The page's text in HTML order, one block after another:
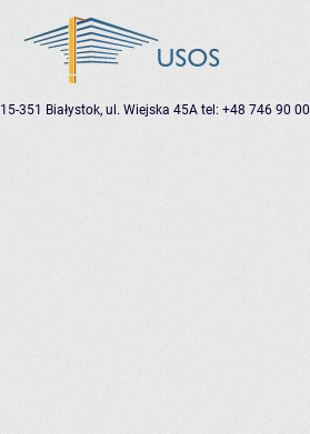
15-351 Białystok, ul. Wiejska 45A tel: +48 746 90 00